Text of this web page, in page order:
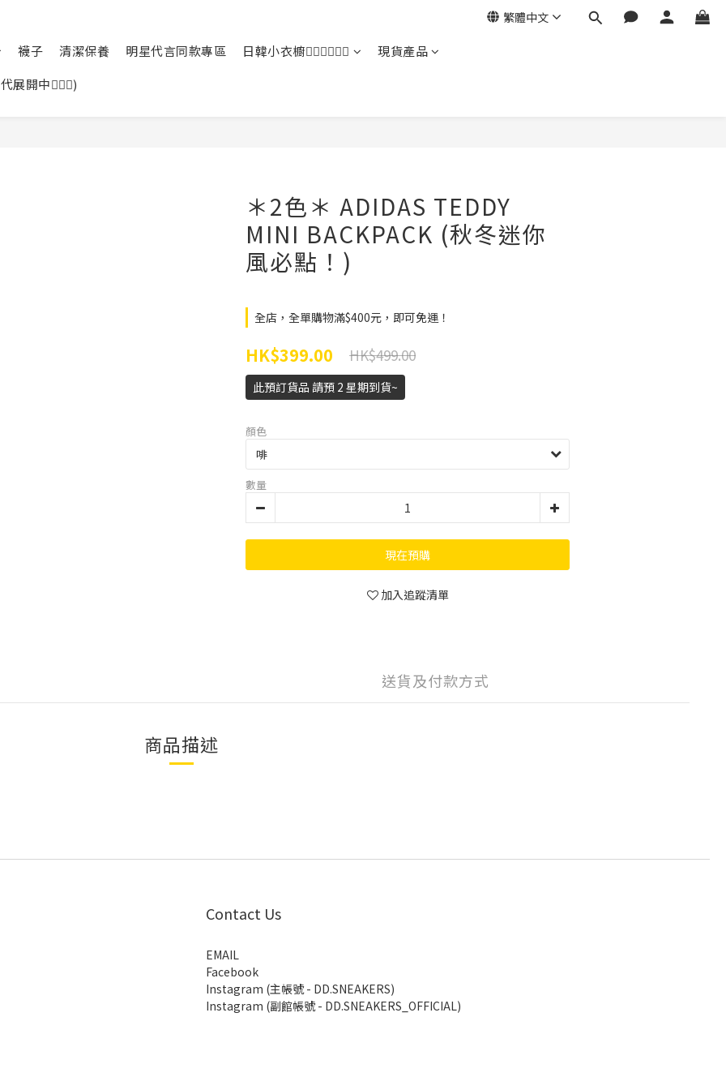
繁體中文
襪子 清潔保養 明星代言同款專區 日韓小衣櫥🙆🏻‍♀️🙆🏻‍♂️
現貨產品
展開中🙆🏻‍♀️)
＊2色＊ ADIDAS TEDDY
MINI BACKPACK (秋冬迷你
風必點！)
全店，全單購物滿$400元，即可免運！
HK$399.00 HK$499.00
此預訂貨品 請預 2 星期到貨~
顏色
數量
現在預購
加入追蹤清單
送貨及付款方式
商品描述
Contact Us
EMAIL
Facebook
Instagram (主帳號 - DD.SNEAKERS)
Instagram (副館帳號 - DD.SNEAKERS_OFFICIAL)